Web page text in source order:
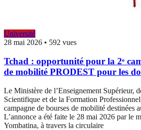
Université
28 mai 2026 • 592 vues
Tchad : opportunité pour la 2ᵉ
de mobilité PRODEST pour les
Le Ministère de l’Enseignement Supérieur,
Scientifique et de la Formation
campagne de bourses de mobilité destinées
L’annonce a été faite le 28 mai 2026 par le
Yombatina, à travers la circulaire